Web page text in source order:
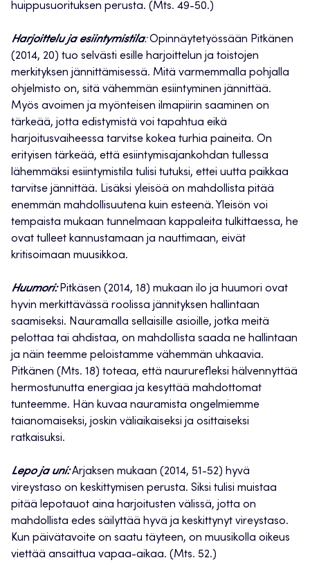
huippusuorituksen perusta. (Mts. 49-50.)
Harjoittelu ja esiintymistila:Opinnäytetyössään Pitkänen
(2014, 20) tuo selvästi esille harjoittelun ja toistojen
merkityksen jännittämisessä. Mitä varmemmalla pohjalla
ohjelmisto on, sitä vähemmän esiintyminen jännittää.
Myös avoimen ja myönteisen ilmapiirin saaminen on
tärkeää, jotta edistymistä voi tapahtua eikä
harjoitusvaiheessa tarvitse kokea turhia paineita. On
erityisen tärkeää, että esiintymisajankohdan tullessa
lähemmäksi esiintymistila tulisi tutuksi, ettei uutta paikkaa
tarvitse jännittää. Lisäksi yleisöä on mahdollista pitää
enemmän mahdollisuutena kuin esteenä. Yleisön voi
tempaista mukaan tunnelmaan kappaleita tulkittaessa, he
ovat tulleet kannustamaan ja nauttimaan, eivät
kritisoimaan muusikkoa.
Huumori:Pitkäsen (2014, 18) mukaan ilo ja huumori ovat
hyvin merkittävässä roolissa jännityksen hallintaan
saamiseksi. Nauramalla sellaisille asioille, jotka meitä
pelottaa tai ahdistaa, on mahdollista saada ne hallintaan
ja näin teemme peloistamme vähemmän uhkaavia.
Pitkänen (Mts. 18) toteaa, että naururefleksi hälvennyttää
hermostunutta energiaa ja kesyttää mahdottomat
tunteemme. Hän kuvaa nauramista ongelmiemme
taianomaiseksi, joskin väliaikaiseksi ja osittaiseksi
ratkaisuksi.
Lepo ja uni:Arjaksen mukaan (2014, 51-52) hyvä
vireystaso on keskittymisen perusta. Siksi tulisi muistaa
pitää lepotauot aina harjoitusten välissä, jotta on
mahdollista edes säilyttää hyvä ja keskittynyt vireystaso.
Kun päivätavoite on saatu täyteen, on muusikolla oikeus
viettää ansaittua vapaa-aikaa. (Mts. 52.)